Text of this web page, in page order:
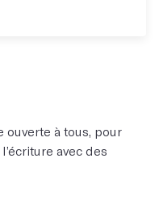
ouverte à tous, pour
avec des